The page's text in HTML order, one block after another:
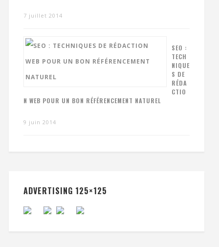
7 juillet 2014
SEO :
TECH
NIQUE
S DE
RÉDA
CTIO
N WEB POUR UN BON RÉFÉRENCEMENT NATUREL
9 juin 2014
ADVERTISING 125×125